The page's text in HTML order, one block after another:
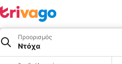
Προορισμός
Ντόχα